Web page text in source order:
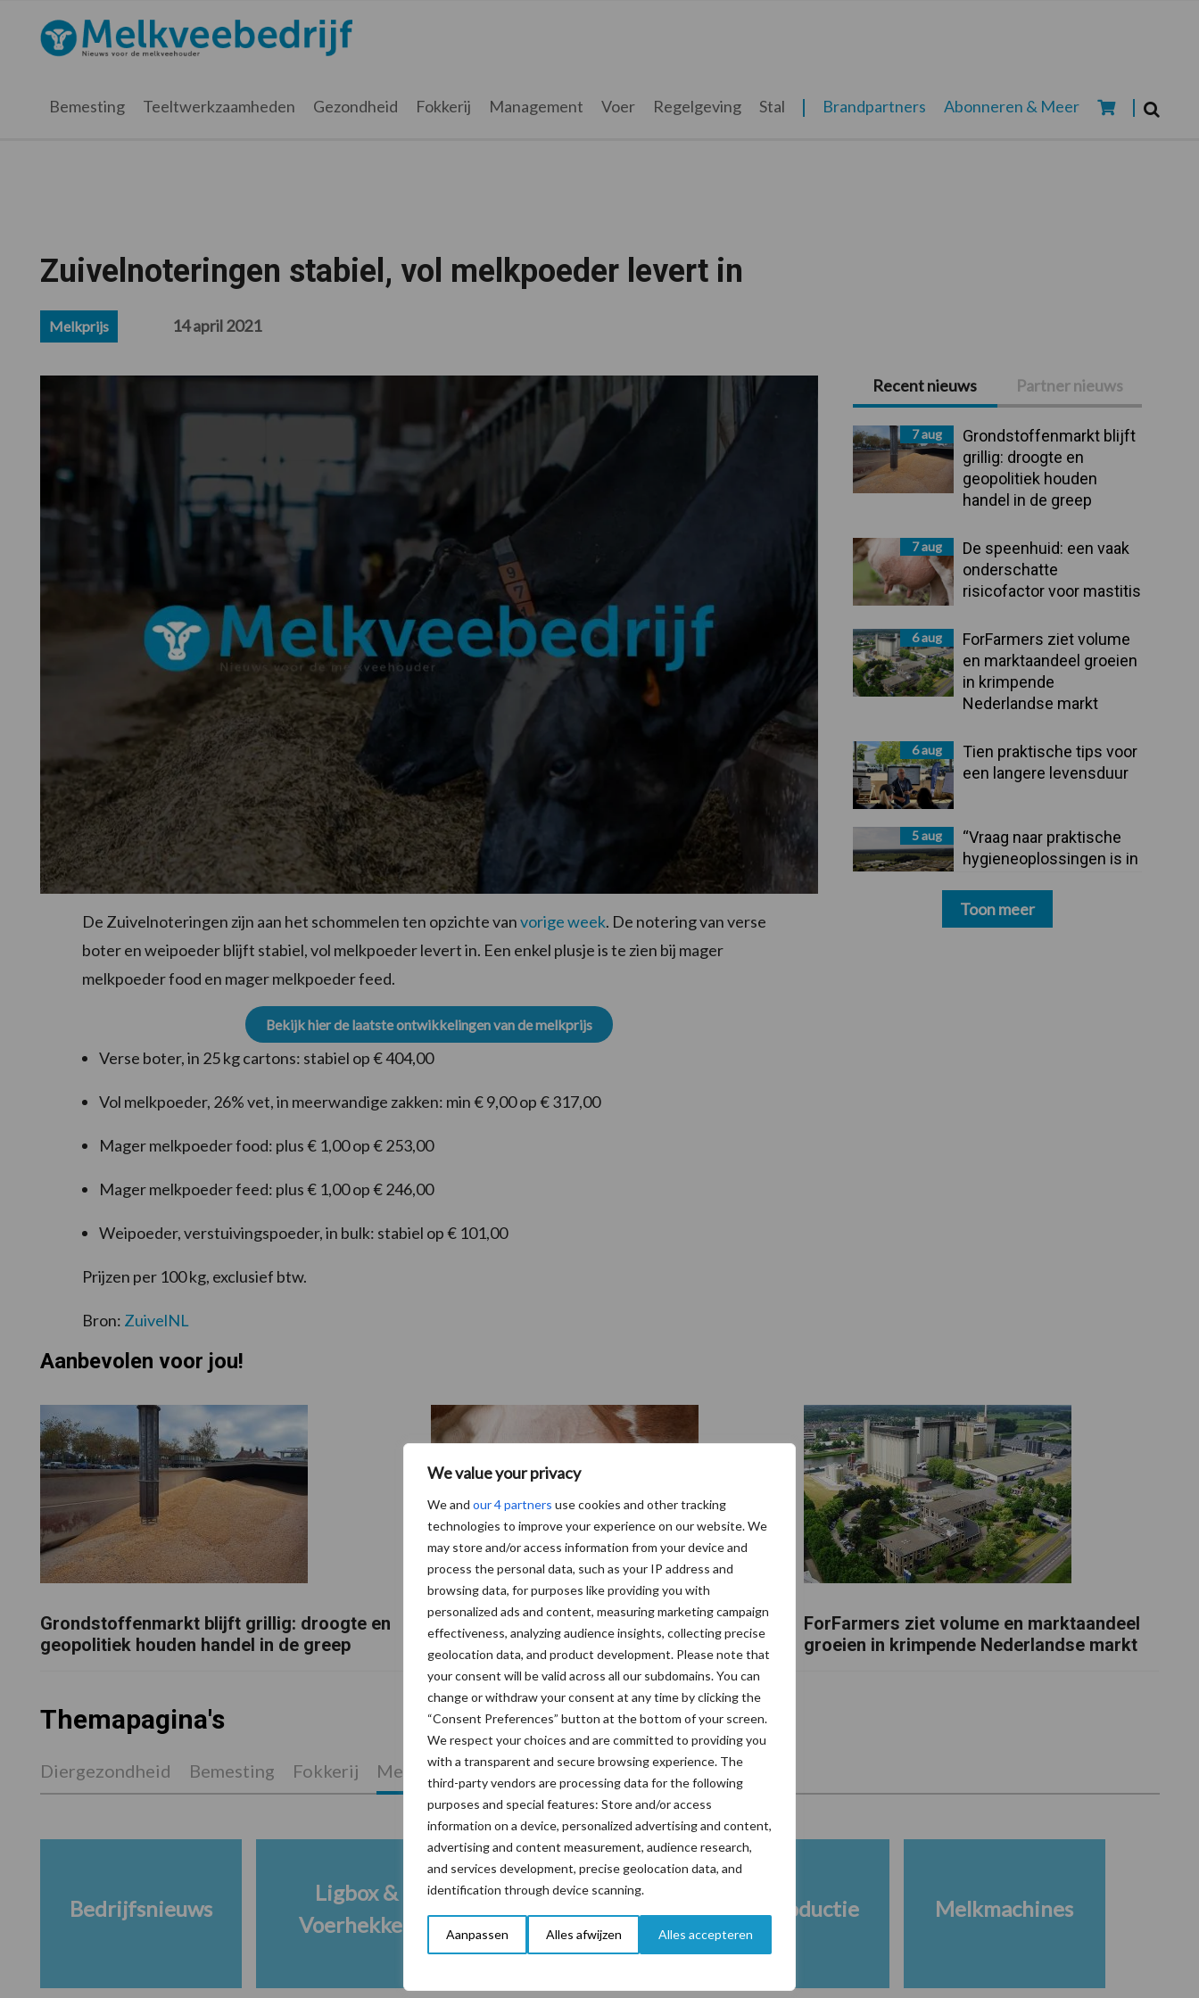
We value your privacy
We and our 4 partners use cookies and other tracking
technologies to improve your experience on our website. We
may store and/or access information from your device and
process the personal data, such as your IP address and
browsing data, for purposes like providing you with
personalized ads and content, measuring marketing campaign
effectiveness, analyzing audience insights, collecting precise
geolocation data, and product development. Please note that
your consent will be valid across all our subdomains. You can
change or withdraw your consent at any time by clicking the
“Consent Preferences” button at the bottom of your screen.
We respect your choices and are committed to providing you
with a transparent and secure browsing experience. The
third-party vendors are processing data for the following
purposes and special features: Store and/or access
information on a device, personalized advertising and content,
advertising and content measurement, audience research,
and services development, precise geolocation data, and
identification through device scanning.
Aanpassen Alles afwijzen Alles accepteren
hoofdnavigatie
hoofd
eerste
voettekst
Melkveebedrijf.nl
Bemesting Teeltwerkzaamheden Gezondheid Fokkerij Management Voer Regelgeving Stal Brandpartners Abonneren & Meer
Zuivelnoteringen stabiel, vol melkpoeder levert in
Melkprijs 14 april 2021
De Zuivelnoteringen zijn aan het schommelen ten opzichte vanvorige week. De notering van verse
boter en weipoeder blijft stabiel, vol melkpoeder levert in. Een enkel plusje is te zien bij mager
melkpoeder food en mager melkpoeder feed.
Bekijk hier de laatste ontwikkelingen van de melkprijs
Verse boter, in 25 kg cartons: stabiel op € 404,00
Vol melkpoeder, 26% vet, in meerwandige zakken: min € 9,00 op € 317,00
Mager melkpoeder food: plus € 1,00 op € 253,00
Mager melkpoeder feed: plus € 1,00 op € 246,00
Weipoeder, verstuivingspoeder, in bulk: stabiel op € 101,00
Prijzen per 100 kg, exclusief btw.
Bron: ZuivelNL
Primaire
Sidebar
Recent nieuws Partner nieuws
7 aug
Grondstoffenmarkt blijft
grillig: droogte en
geopolitiek houden
handel in de greep
7 aug
De speenhuid: een vaak
onderschatte
risicofactor voor mastitis
6 aug
ForFarmers ziet volume
en marktaandeel groeien
in krimpende
Nederlandse markt
6 aug
Tien praktische tips voor
een langere levensduur
5 aug
“Vraag naar praktische
hygieneoplossingen is in
Toon meer
Aanbevolen voor jou!
Grondstoffenmarkt blijft grillig: droogte en
geopolitiek houden handel in de greep
De speenhuid: een vaak onderschatte
risicofactor voor mastitis
ForFarmers ziet volume en marktaandeel
groeien in krimpende Nederlandse markt
Themapagina's
Diergezondheid Bemesting Fokkerij Melkveebedrijf Veevoer Wet en regelgeving
Bedrijfsnieuws
Ligbox &
Voerhekken
Melkproductie Melkmachines